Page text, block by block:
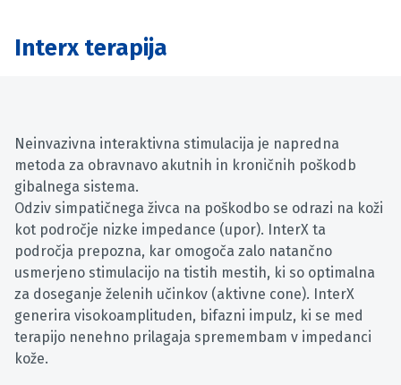
Interx terapija
Neinvazivna interaktivna stimulacija je napredna
metoda za obravnavo akutnih in kroničnih poškodb
gibalnega sistema.
Odziv simpatičnega živca na poškodbo se odrazi na koži
kot področje nizke impedance (upor). InterX ta
področja prepozna, kar omogoča zalo natančno
usmerjeno stimulacijo na tistih mestih, ki so optimalna
za doseganje želenih učinkov (aktivne cone). InterX
generira visokoamplituden, bifazni impulz, ki se med
terapijo nenehno prilagaja spremembam v impedanci
kože.